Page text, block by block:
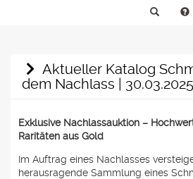
Aktueller Katalog
dem Nachlass |
Exklusive Nachlassauktion –
Raritäten aus Gold
Im Auftrag eines Nachlasses
herausragende Sammlung eines